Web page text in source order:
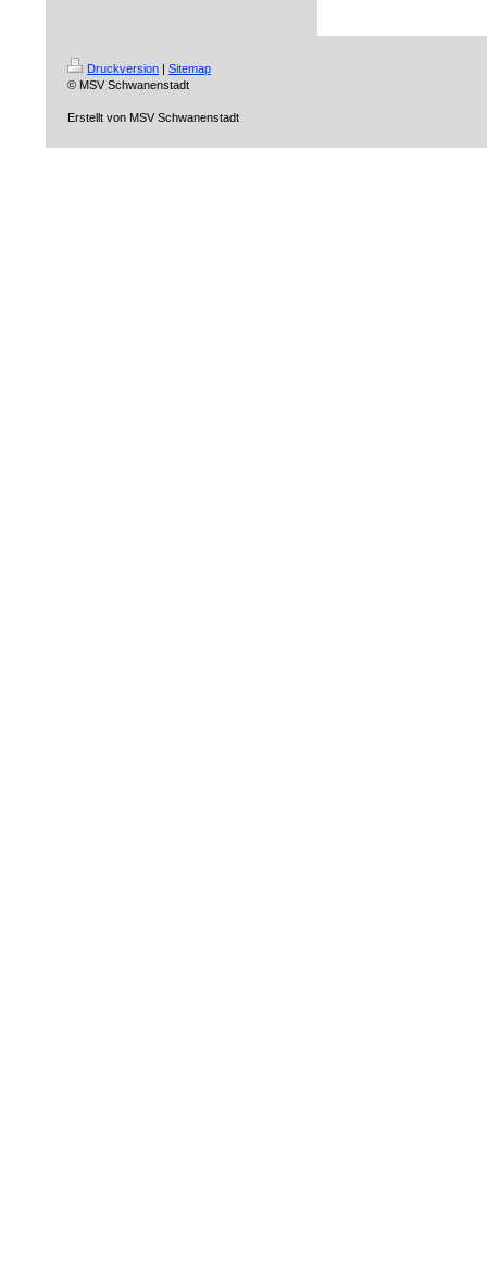
Druckversion | Sitemap
© MSV Schwanenstadt
Erstellt von MSV Schwanenstadt